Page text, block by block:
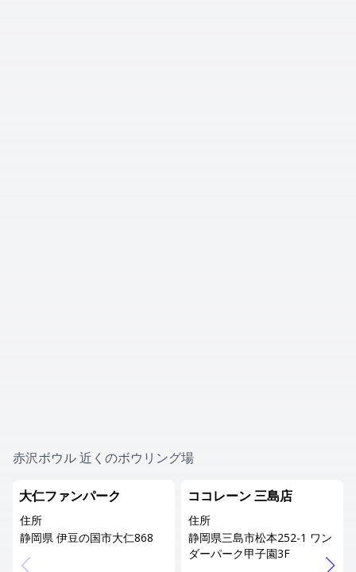
赤沢ボウル 近くのボウリング場
大仁ファンパーク
住所
静岡県 伊豆の国市大仁868
ココレーン 三島店
住所
静岡県三島市松本252-1 ワン
ダーパーク甲子園3F